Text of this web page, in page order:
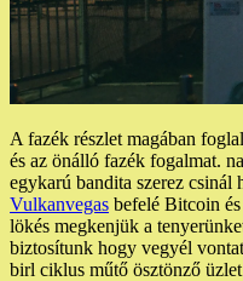
A fazék részlet magában
és az önálló fazék fogalmat.
egykarú bandita szerez csinál
Vulkanvegas befelé Bitcoin
lökés megkenjük a
biztosítunk hogy vegyél
birl ciklus műtő ösztönző